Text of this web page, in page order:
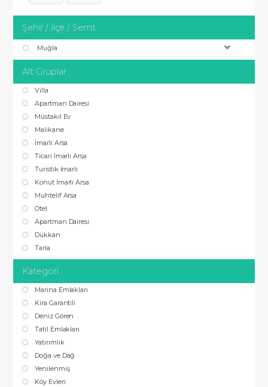
Şehir / İlçe / Semt
Muğla
Alt Gruplar
Villa
Apartman Dairesi
Müstakil Ev
Malikane
İmarli Arsa
Ticari İmarlı Arsa
Turistik İmarlı
Konut İmarlı Arsa
Muhtelif Arsa
Otel
Apartman Dairesi
Dükkan
Tarla
Kategori
Marina Emlakları
Kira Garantili
Deniz Gören
Tatil Emlakları
Yatırımlık
Doğa ve Dağ
Yenilenmiş
Köy Evleri